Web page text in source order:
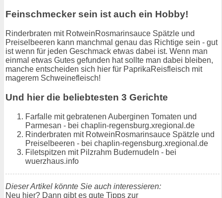
Feinschmecker sein ist auch ein Hobby!
Rinderbraten mit RotweinRosmarinsauce Spätzle und
Preiselbeeren kann manchmal genau das Richtige sein - gut
ist wenn für jeden Geschmack etwas dabei ist. Wenn man
einmal etwas Gutes gefunden hat sollte man dabei bleiben,
manche entscheiden sich hier für PaprikaReisfleisch mit
magerem Schweinefleisch!
Und hier die beliebtesten 3 Gerichte
Farfalle mit gebratenen Auberginen Tomaten und
Parmesan - bei chaplin-regensburg.xregional.de
Rinderbraten mit RotweinRosmarinsauce Spätzle und
Preiselbeeren - bei chaplin-regensburg.xregional.de
Filetspitzen mit Pilzrahm Budernudeln - bei
wuerzhaus.info
Dieser Artikel könnte Sie auch interessieren:
Neu hier? Dann gibt es gute Tipps zur